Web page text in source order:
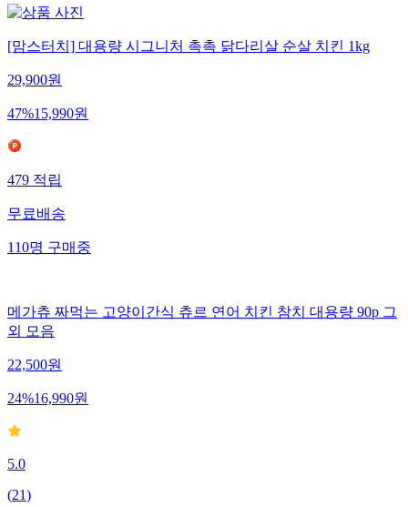
[맘스터치] 대용량 시그니처 촉촉 닭다리살 순살 치킨 1kg
29,900원
47%15,990원
479 적립
무료배송
110명 구매중
메가츄 짜먹는 고양이간식 츄르 연어 치킨 참치 대용량 90p 그
외 모음
22,500원
24%16,990원
5.0
(21)